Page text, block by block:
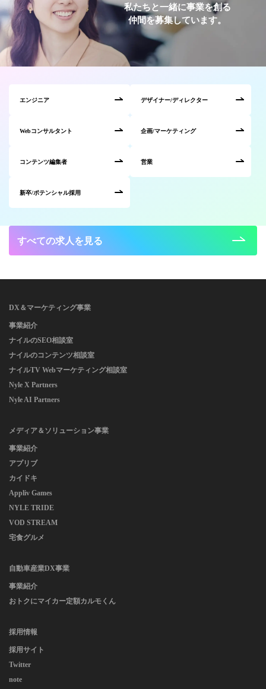
私たちと一緒に事業を創る
仲間を募集しています。
エンジニア デザイナー/ディレクター
Webコンサルタント 企画/マーケティング
コンテンツ編集者 営業
新卒/ポテンシャル採用
すべての求人を見る
DX＆マーケティング事業
事業紹介
ナイルのSEO相談室
ナイルのコンテンツ相談室
ナイルTV Webマーケティング相談室
Nyle X Partners
Nyle AI Partners
メディア＆ソリューション事業
事業紹介
アプリブ
カイドキ
Appliv Games
NYLE TRIDE
VOD STREAM
宅食グルメ
自動車産業DX事業
事業紹介
おトクにマイカー定額カルモくん
採用情報
採用サイト
Twitter
note